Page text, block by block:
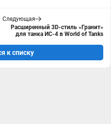
Следующая
Расширенный 3D-стиль «Гранит»
для танка ИС-4 в World of Tanks
к списку